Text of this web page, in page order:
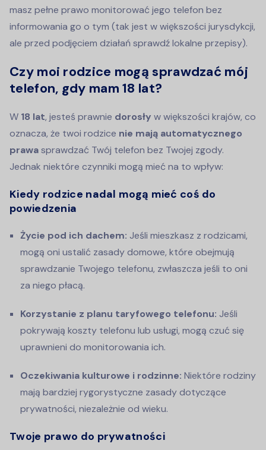
masz pełne prawo monitorować jego telefon bez
informowania go o tym (tak jest w większości jurysdykcji,
ale przed podjęciem działań sprawdź lokalne przepisy).
Czy moi rodzice mogą sprawdzać mój
telefon, gdy mam 18 lat?
W 18 lat, jesteś prawnie dorosły w większości krajów, co
oznacza, że twoi rodzice nie mają automatycznego
prawasprawdzać Twój telefon bez Twojej zgody.
Jednak niektóre czynniki mogą mieć na to wpływ:
Kiedy rodzice nadal mogą mieć coś do
powiedzenia
Życie pod ich dachem: Jeśli mieszkasz z rodzicami,
mogą oni ustalić zasady domowe, które obejmują
sprawdzanie Twojego telefonu, zwłaszcza jeśli to oni
za niego płacą.
Korzystanie z planu taryfowego telefonu: Jeśli
pokrywają koszty telefonu lub usługi, mogą czuć się
uprawnieni do monitorowania ich.
Oczekiwania kulturowe i rodzinne: Niektóre rodziny
mają bardziej rygorystyczne zasady dotyczące
prywatności, niezależnie od wieku.
Twoje prawo do prywatności